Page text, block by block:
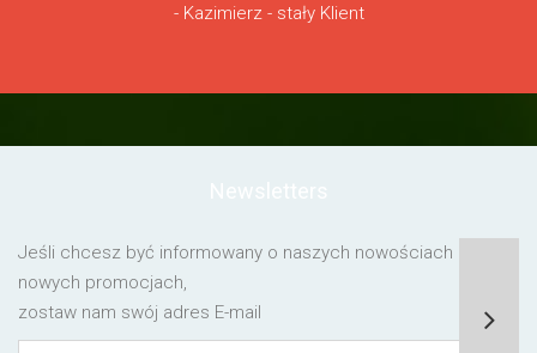
- Kazimierz - stały Klient
Jeśli chcesz być informowany o naszych nowościach lub o
nowych promocjach,
zostaw nam swój adres E-mail